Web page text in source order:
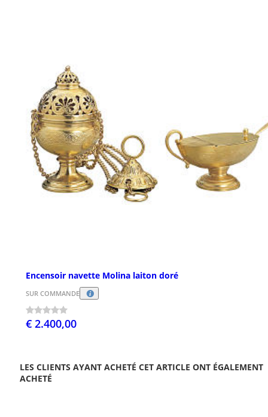
Encensoir navette Molina laiton doré
SUR COMMANDE
€ 2.400,00
LES CLIENTS AYANT ACHETÉ CET ARTICLE ONT ÉGALEMENT
ACHETÉ